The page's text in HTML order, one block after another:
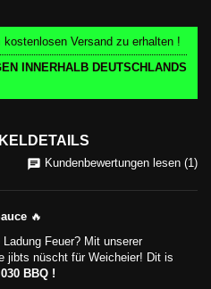
kostenlosen Versand zu erhalten !
INNERHALB DEUTSCHLANDS
Kundenbewertungen lesen (1)
🔥
Feuer? Mit unserer
jibts nüscht für Weicheier! Dit is
030 BBQ !